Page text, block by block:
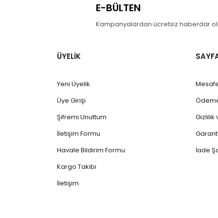
E-BÜLTEN
Kampanyalardan ücretsiz haberdar
ÜYELİK
Yeni Üyelik
Üye Girişi
Şifremi Unuttum
İletişim Formu
Havale Bildirim Formu
Kargo Takibi
İletişim
Gizlilik
İade